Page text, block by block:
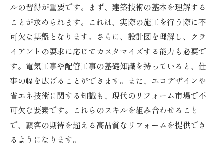
法
職場でのコミュニケーションスキルの向上
地域活動を通じた自己表現の方法
リフォーム業界での長期的な成長戦略
地域に貢献兵庫県でリフォームを通じて社会に
役立つキャリアを築こう
地域密着型リフォームの重要性
リフォームを通じた地域経済の活性化
環境に優しいリフォームの推進
ルの習得が重要です。まず、建築技術の基本を理解する
ことが求められます。これは、実際の施工を行う際に不
可欠な基盤となります。さらに、設計図を理解し、クラ
イアントの要求に応じてカスタマイズする能力も必要で
す。電気工事や配管工事の基礎知識を持っていると、仕
事の幅を広げることができます。また、エコデザインや
省エネ技術に関する知識も、現代のリフォーム市場で不
可欠な要素です。これらのスキルを組み合わせること
で、顧客の期待を超える高品質なリフォームを提供でき
るようになります。